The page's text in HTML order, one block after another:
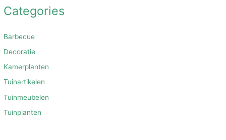
Categories
Barbecue
Decoratie
Kamerplanten
Tuinartikelen
Tuinmeubelen
Tuinplanten